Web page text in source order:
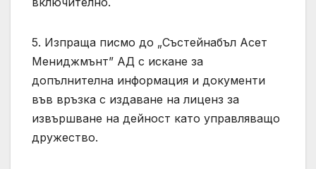
5. Изпраща писмо до „Състейнабъл Асет
Мениджмънт” АД с искане за
допълнителна информация и документи
във връзка с издаване на лиценз за
извършване на дейност като управляващо
дружество.